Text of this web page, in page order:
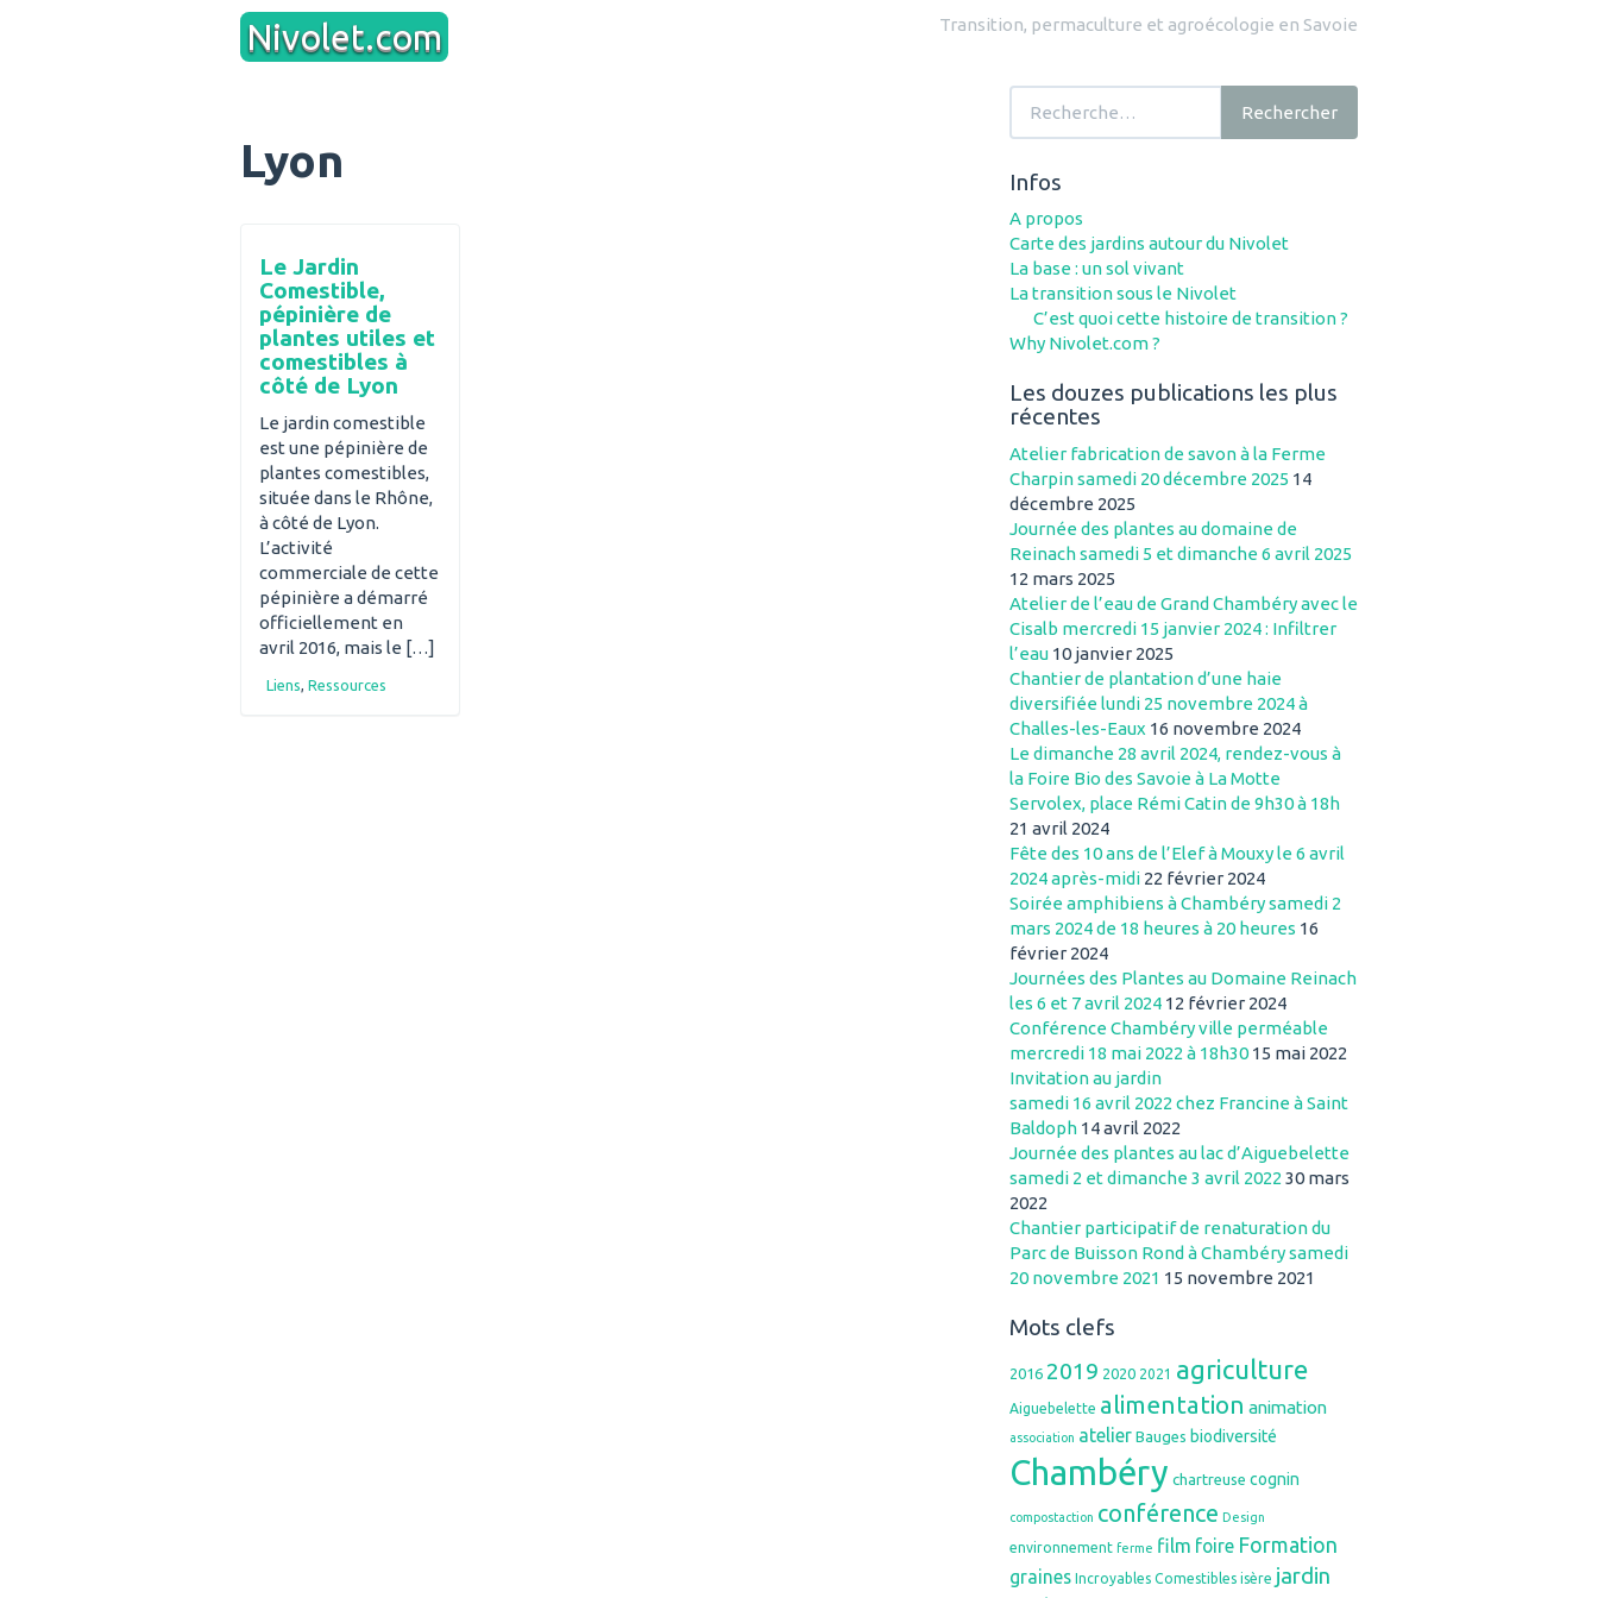
Nivolet.com Transition, permaculture et agroécologie en Savoie
Lyon
Le Jardin
Comestible,
pépinière de
plantes utiles et
comestibles à
côté de Lyon
Le jardin comestible
est une pépinière de
plantes comestibles,
située dans le Rhône,
à côté de Lyon.
L’activité
commerciale de cette
pépinière a démarré
officiellement en
avril 2016, mais le […]
Liens, Ressources
Rechercher :
Rechercher
Infos
A propos
Carte des jardins autour du Nivolet
La base : un sol vivant
La transition sous le Nivolet
C’est quoi cette histoire de transition ?
Why Nivolet.com ?
Les douzes publications les plus
récentes
Atelier fabrication de savon à la Ferme
Charpin samedi 20 décembre 2025 14
décembre 2025
Journée des plantes au domaine de
Reinach samedi 5 et dimanche 6 avril 2025
12 mars 2025
Atelier de l’eau de Grand Chambéry avec le
Cisalb mercredi 15 janvier 2024 : Infiltrer
l’eau 10 janvier 2025
Chantier de plantation d’une haie
diversifiée lundi 25 novembre 2024 à
Challes-les-Eaux 16 novembre 2024
Le dimanche 28 avril 2024, rendez-vous à
la Foire Bio des Savoie à La Motte
Servolex, place Rémi Catin de 9h30 à 18h
21 avril 2024
Fête des 10 ans de l’Elef à Mouxy le 6 avril
2024 après-midi 22 février 2024
Soirée amphibiens à Chambéry samedi 2
mars 2024 de 18 heures à 20 heures 16
février 2024
Journées des Plantes au Domaine Reinach
les 6 et 7 avril 2024 12 février 2024
Conférence Chambéry ville perméable
mercredi 18 mai 2022 à 18h30 15 mai 2022
Invitation au jardin
samedi 16 avril 2022 chez Francine à Saint
Baldoph 14 avril 2022
Journée des plantes au lac d’Aiguebelette
samedi 2 et dimanche 3 avril 2022 30 mars
2022
Chantier participatif de renaturation du
Parc de Buisson Rond à Chambéry samedi
20 novembre 2021 15 novembre 2021
Mots clefs
2016 2019 2020 2021 agriculture
Aiguebelette alimentation animation
association atelier Bauges biodiversité
Chambéry chartreuse cognin
compostaction conférence Design
environnement ferme film foire Formation
graines Incroyables Comestibles isère jardin